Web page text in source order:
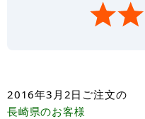
2016年3月2日 ご注文の
長崎県のお客様